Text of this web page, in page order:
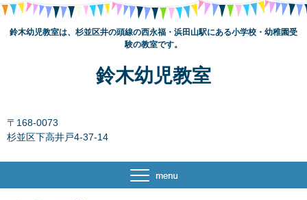
鈴木幼児教室
鈴木幼児教室は、杉並区井の頭線の西永福・浜田山駅にある小学校・幼稚園受
験の教室です。
〒168-0073
杉並区下高井戸4-37-14